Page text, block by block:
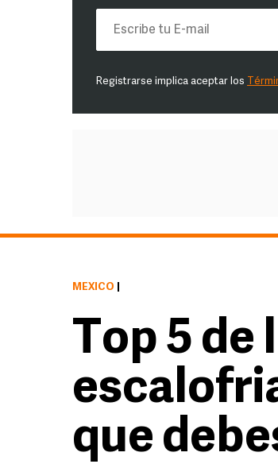
Registrarse implica aceptar los
MÉXICO
Top 5 de
que